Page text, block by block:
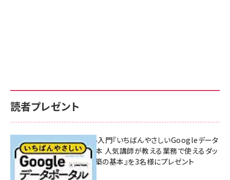
読者プレゼント
無料BIツール入門『いちばんやさしいGoogleデータ
ポータルの教本 人気講師が教える業務で使えるダッ
シュボード構築の基本』を3名様にプレゼント
7月31日 10:00